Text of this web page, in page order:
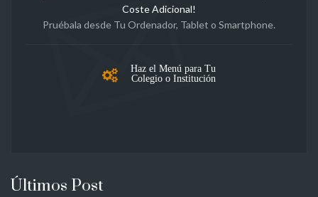
Coste Adicional!
Pruébala desde Tu Ordenador, Tablet o Smartphone.
Haz el Menú para Tu
Colegio o Institución
Últimos Post